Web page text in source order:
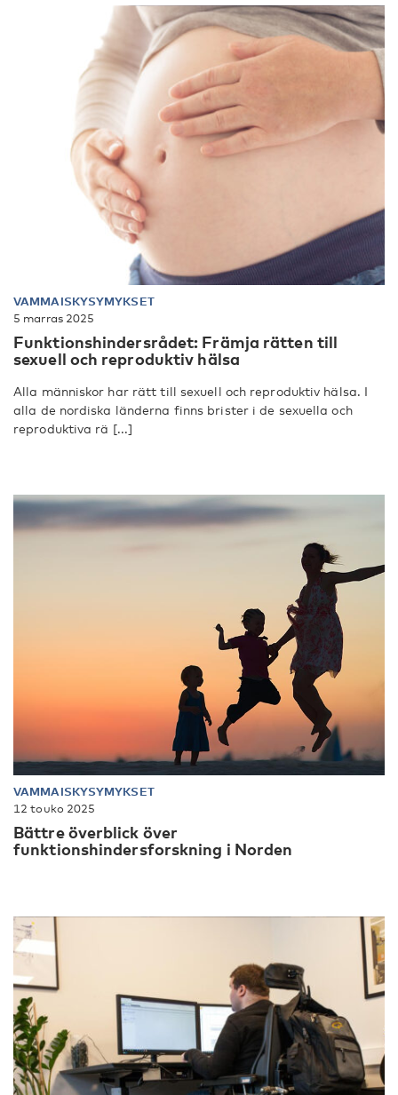
VAMMAISKYSYMYKSET
5 marras 2025
Funktionshindersrådet: Främja rätten till
sexuell och reproduktiv hälsa
Alla människor har rätt till sexuell och reproduktiv hälsa. I
alla de nordiska länderna finns brister i de sexuella och
reproduktiva rä [...]
VAMMAISKYSYMYKSET
12 touko 2025
Bättre överblick över
funktionshindersforskning i Norden